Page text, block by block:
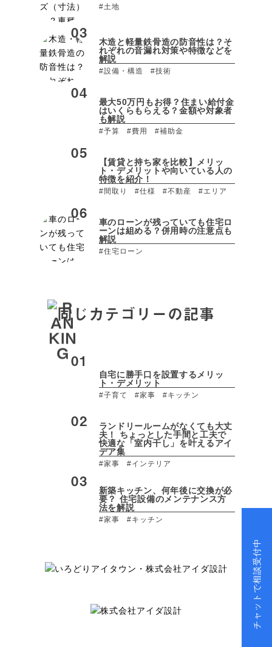
#土地
木造と軽量鉄骨造の防音性は？そ
れぞれの音漏れ対策や特徴などを
解説
#設備・構造 #技術
最大50万円もお得？住まい給付金
はいくらもらえる？金額や対象者
も解説
#予算 #費用 #補助金
【賃貸と持ち家を比較】メリッ
ト・デメリットや向いている人の
特徴を紹介！
#間取り #仕様 #不動産 #エリア
車のローンが残っていても住宅ロ
ーンは組める？併用時の注意点も
解説
#住宅ローン
同じカテゴリーの記事
自宅に勝手口を設置するメリッ
ト・デメリット
#子育て #家事 #キッチン
ランドリールームがなくても大丈
夫！ ちょっとした手間と工夫で
快適な「室内干し」を叶えるアイ
デア集
#家事 #インテリア
新築キッチン、何年後に交換が必
要？ 住宅設備のメンテナンス方
法を解説
#家事 #キッチン
チャットで相談受付中